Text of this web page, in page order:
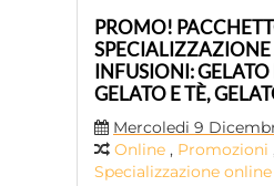
PROMO!
SPECIALIZZAZIONE
INFUSIONI: GELATO
GELATO E TÈ,
Mercoledi 9
Online , Promozioni
Specializzazione online